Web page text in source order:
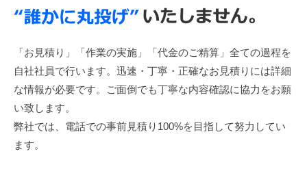
「お見積り」「作業の実施」「代金のご精算」全ての過程を
自社社員で行います。迅速・丁寧・正確なお見積りには詳細
な情報が必要です。ご面倒でも丁寧な内容確認に協力をお願
い致します。
弊社では、電話での事前見積り100%を目指して努力してい
ます。